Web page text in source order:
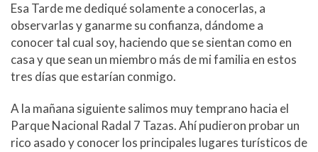
Esa Tarde me dediqué solamente a conocerlas, a
observarlas y ganarme su confianza, dándome a
conocer tal cual soy, haciendo que se sientan como en
casa y que sean un miembro más de mi familia en estos
tres días que estarían conmigo.
A la mañana siguiente salimos muy temprano hacia el
Parque Nacional Radal 7 Tazas. Ahí pudieron probar un
rico asado y conocer los principales lugares turísticos de